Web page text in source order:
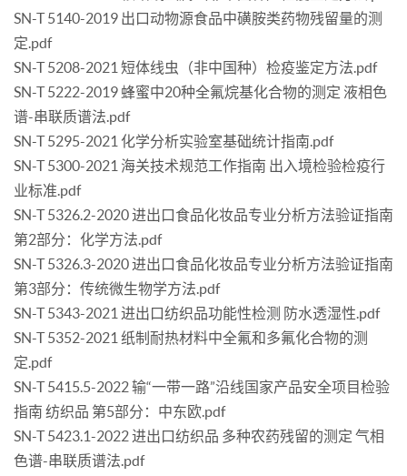
SN-T 5140-2019 出口动物源食品中磺胺类药物残留量的测
定.pdf
SN-T 5208-2021 短体线虫（非中国种）检疫鉴定方法.pdf
SN-T 5222-2019 蜂蜜中20种全氟烷基化合物的测定 液相色
谱-串联质谱法.pdf
SN-T 5295-2021 化学分析实验室基础统计指南.pdf
SN-T 5300-2021 海关技术规范工作指南 出入境检验检疫行
业标准.pdf
SN-T 5326.2-2020 进出口食品化妆品专业分析方法验证指南
第2部分：化学方法.pdf
SN-T 5326.3-2020 进出口食品化妆品专业分析方法验证指南
第3部分：传统微生物学方法.pdf
SN-T 5343-2021 进出口纺织品功能性检测 防水透湿性.pdf
SN-T 5352-2021 纸制耐热材料中全氟和多氟化合物的测
定.pdf
SN-T 5415.5-2022 输“一带一路”沿线国家产品安全项目检验
指南 纺织品 第5部分：中东欧.pdf
SN-T 5423.1-2022 进出口纺织品 多种农药残留的测定 气相
色谱-串联质谱法.pdf